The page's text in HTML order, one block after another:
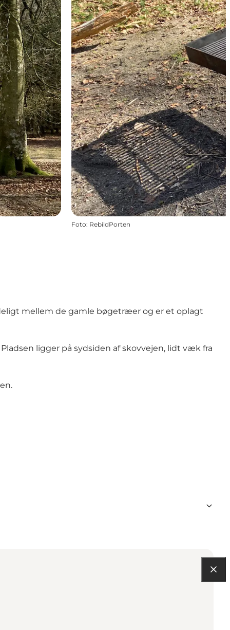
Foto: RebildPorten
mellem de gamle bøgetræer og er et oplagt
ligger på sydsiden af skovvejen, lidt væk fra